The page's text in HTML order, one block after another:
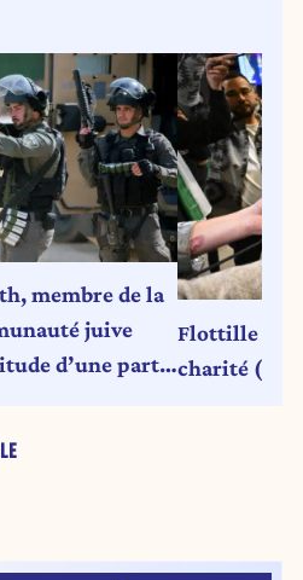
membre de la
juive
d’une partie
Flottille vers
charité